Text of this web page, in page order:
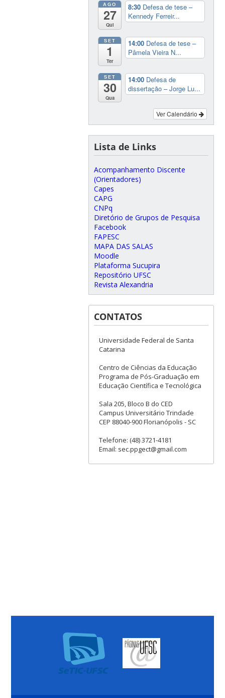
AGO
27
Qui
8:30 Defesa de tese –
Kennedy Ferreir...
SET
1
Ter
14:00 Defesa de tese –
Pâmela Vieira N...
SET
30
Qua
14:00 Defesa de
dissertação – Jorge Lu...
Ver Calendário
Lista de Links
Acompanhamento Discente
(Orientadores)
Capes
CAPG
CNPq
Diretório de Grupos de Pesquisa
Facebook
FAPESC
MAPA DAS SALAS
Moodle
Plataforma Sucupira
Repositório UFSC
Revista Alexandria
CONTATOS
Universidade Federal de Santa
Catarina
Centro de Ciências da Educação
Programa de Pós-Graduação em
Educação Científica e Tecnológica
Sala 205, Bloco B do CED
Campus Universitário Trindade
CEP 88040-900 Florianópolis - SC
Telefone: (48) 3721-4181
Email: sec.ppgect@gmail.com